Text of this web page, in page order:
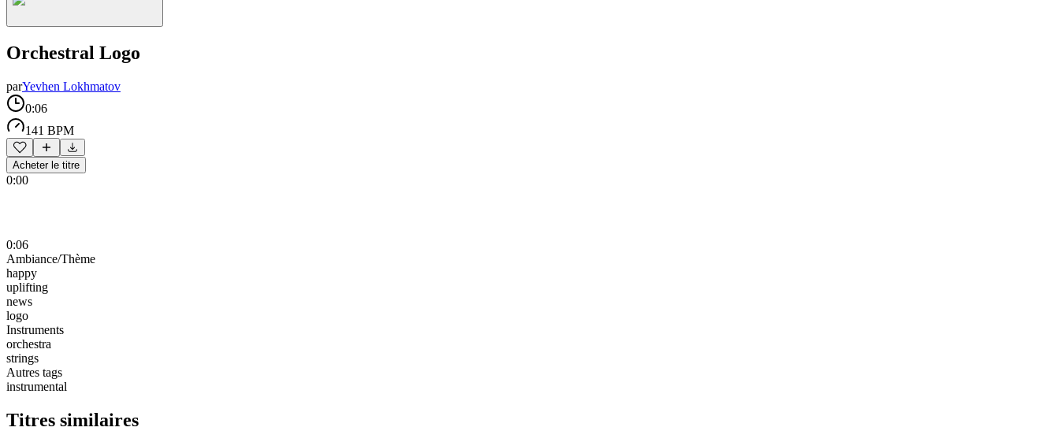
Orchestral Logo
parYevhen Lokhmatov
0:06
141 BPM
Acheter le titre
0:00
0:06
Ambiance/Thème
happy
uplifting
news
logo
Instruments
orchestra
strings
Autres tags
instrumental
Titres similaires